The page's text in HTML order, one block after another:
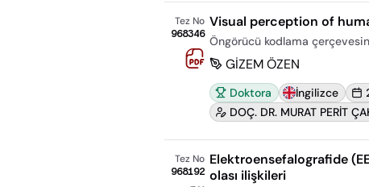
Tez No
968346
Visual perception of
Öngörücü kodlama
GİZEM ÖZEN
Doktora İngilizce
DOÇ. DR. MURAT PERİT
Tez No
968192
Elektroensefalografide
olası ilişkileri